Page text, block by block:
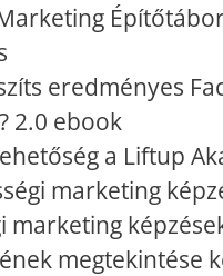
eredményes
2.0 ebook
a Liftup
marketing
marketing
megtekintése